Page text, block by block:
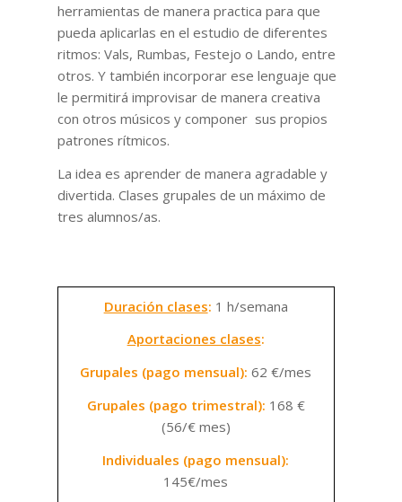
herramientas de manera practica para que
pueda aplicarlas en el estudio de diferentes
ritmos: Vals, Rumbas, Festejo o Lando, entre
otros. Y también incorporar ese lenguaje que
le permitirá improvisar de manera creativa
con otros músicos y componer sus propios
patrones rítmicos.
La idea es aprender de manera agradable y
divertida. Clases grupales de un máximo de
tres alumnos/as.
Duración clases: 1 h/semana
Aportaciones clases:
Grupales (pago mensual): 62 €/mes
Grupales (pago trimestral): 168 €
(56/€ mes)
Individuales (pago mensual):
145€/mes